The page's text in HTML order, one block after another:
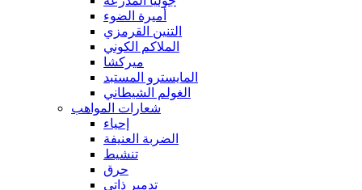
أميرة الضوء
التنين القرمزي
الملاكم الكوني
ميركشا
المايسترو المستبد
الغولم الشيطاني
شعارات المواهب
إحياء
الضربة العنيفة
تنشيط
حرق
تدمير ذاتي